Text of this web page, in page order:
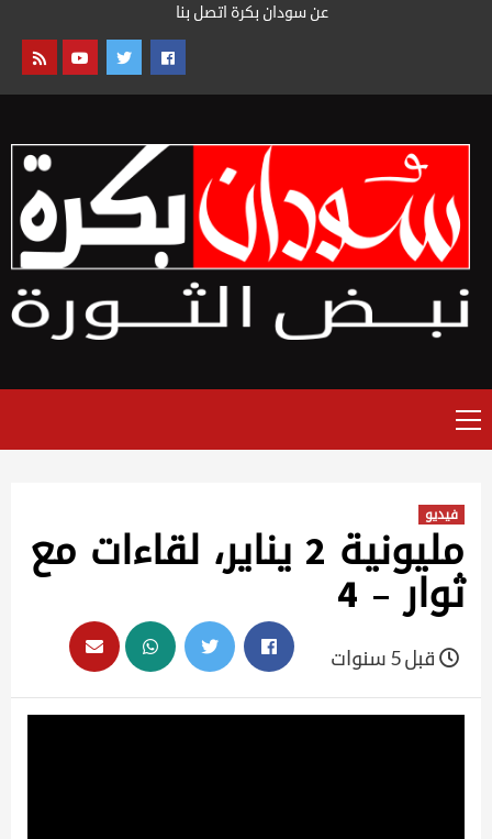
عن سودان بكرة اتصل بنا
القائمة
فيديو مليونية 2 يناير، لقاءات مع
ثوار – 4
قبل 5 سنوات